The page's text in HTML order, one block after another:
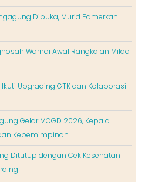
Dibuka, Murid Pamerkan
Warnai Awal Rangkaian Milad
Upgrading GTK dan Kolaborasi
Gelar MOGD 2026, Kepala
Kepemimpinan
Ditutup dengan Cek Kesehatan